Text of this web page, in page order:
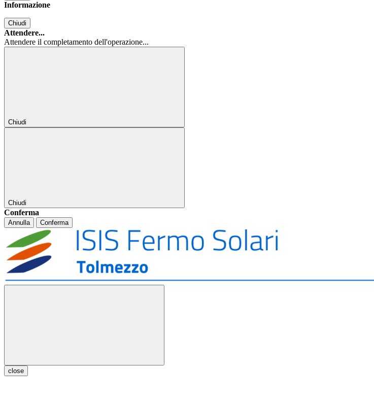
Informazione
Chiudi
Attendere...
Attendere il completamento dell'operazione...
Chiudi
Chiudi
Conferma
Annulla Conferma
close